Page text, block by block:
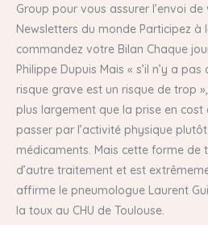
Group pour vous assurer l’envoi de
Newsletters du monde Participez à
commandez votre Bilan Chaque
Philippe Dupuis Mais « s’il n’y a
risque grave est un risque de trop
plus largement que la prise en cost
passer par l’activité physique
médicaments. Mais cette forme de
d’autre traitement et est
affirme le pneumologue Laurent
la toux au CHU de Toulouse.